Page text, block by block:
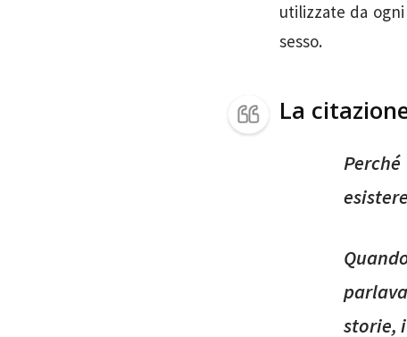
utilizzate da
sesso.
La
storie,